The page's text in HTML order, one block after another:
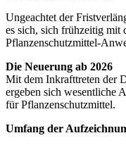
Ungeachtet der
es sich, sich frühzeitig mit
Pflanzenschutzmittel-
Die Neuerung ab 2026
Mit dem Inkrafttreten der
ergeben sich wesentliche
für Pflanzenschutzmittel.
Umfang der